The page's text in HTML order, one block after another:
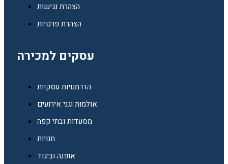
הצהרת נגישות
הצהרת פרטיות
עסקים למכירה
הזדמנויות עסקיות
אולמות וגני אירועים
מסעדות ובתי קפה
חנויות
אופנה וביגוד